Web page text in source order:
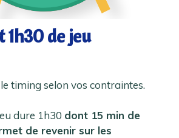
1h30 de jeu
timing selon vos contraintes.
dure 1h30 dont 15 min de
de revenir sur les